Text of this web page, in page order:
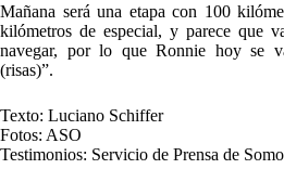
Mañana será una etapa con 100
kilómetros de especial, y parece que
navegar, por lo que Ronnie hoy se
(risas)”.
Texto: Luciano Schiffer
Fotos: ASO
Testimonios: Servicio de Prensa de